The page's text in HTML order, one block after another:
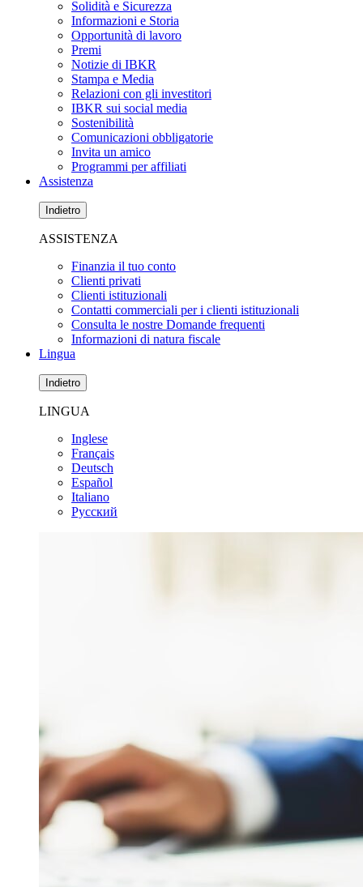
Solidità e Sicurezza
Informazioni e Storia
Opportunità di lavoro
Premi
Notizie di IBKR
Stampa e Media
Relazioni con gli investitori
IBKR sui social media
Sostenibilità
Comunicazioni obbligatorie
Invita un amico
Programmi per affiliati
Assistenza
Indietro
ASSISTENZA
Finanzia il tuo conto
Clienti privati
Clienti istituzionali
Contatti commerciali per i clienti istituzionali
Consulta le nostre Domande frequenti
Informazioni di natura fiscale
Lingua
Indietro
LINGUA
Inglese
Français
Deutsch
Español
Italiano
Pусский